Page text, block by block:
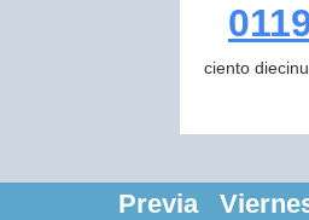
ciento
Previa